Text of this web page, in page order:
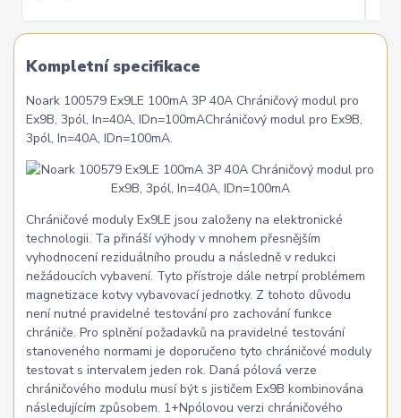
Kompletní specifikace
Noark 100579 Ex9LE 100mA 3P 40A Chráničový modul pro
Ex9B, 3pól, In=40A, IDn=100mAChráničový modul pro Ex9B,
3pól, In=40A, IDn=100mA.
Chráničové moduly Ex9LE jsou založeny na elektronické
technologii. Ta přináší výhody v mnohem přesnějším
vyhodnocení reziduálního proudu a následně v redukci
nežádoucích vybavení. Tyto přístroje dále netrpí problémem
magnetizace kotvy vybavovací jednotky. Z tohoto důvodu
není nutné pravidelné testování pro zachování funkce
chrániče. Pro splnění požadavků na pravidelné testování
stanoveného normami je doporučeno tyto chráničové moduly
testovat s intervalem jeden rok. Daná pólová verze
chráničového modulu musí být s jističem Ex9B kombinována
následujícím způsobem. 1+Npólovou verzi chráničového